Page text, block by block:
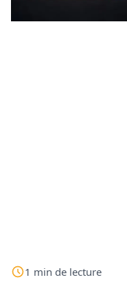
1 min de lecture